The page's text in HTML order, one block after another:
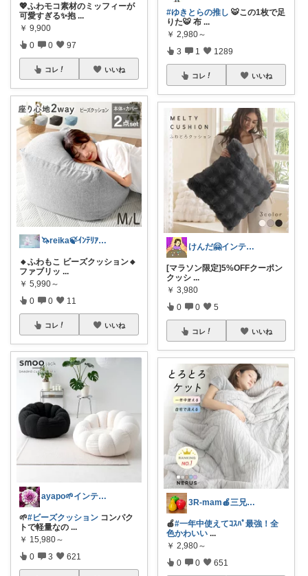
💖ふわモコ素材のミッフィーが
可愛すぎる✨抱 ...
￥ 9,900
0 0 97
コレ いいね
🦄reika🍃ｲﾝﾃﾘｱ🕊感謝💐
🔸ふわもこ ビーズクッション🔸
ファブリッ ...
￥ 5,990～
0 0 11
コレ いいね
ayapo🌱インテリア&雑貨
🌱#ビーズクッション コンパク
トで軽量なの ...
￥ 15,980～
0 3 621
#ゆきとらの推し 🐯この1枚で足
りた🐯 布 ...
￥ 2,980～
3 1 1289
コレ いいね
けんだ🤗インテリア多め
[マラソン限定]5%OFFクーポン
クッシ ...
￥ 3,980
0 0 5
コレ いいね
3R-mam🍎三兄弟母
🍎#一年中使えてｺｽﾊﾟ最強！全
色かわいい ...
￥ 2,980～
0 0 651